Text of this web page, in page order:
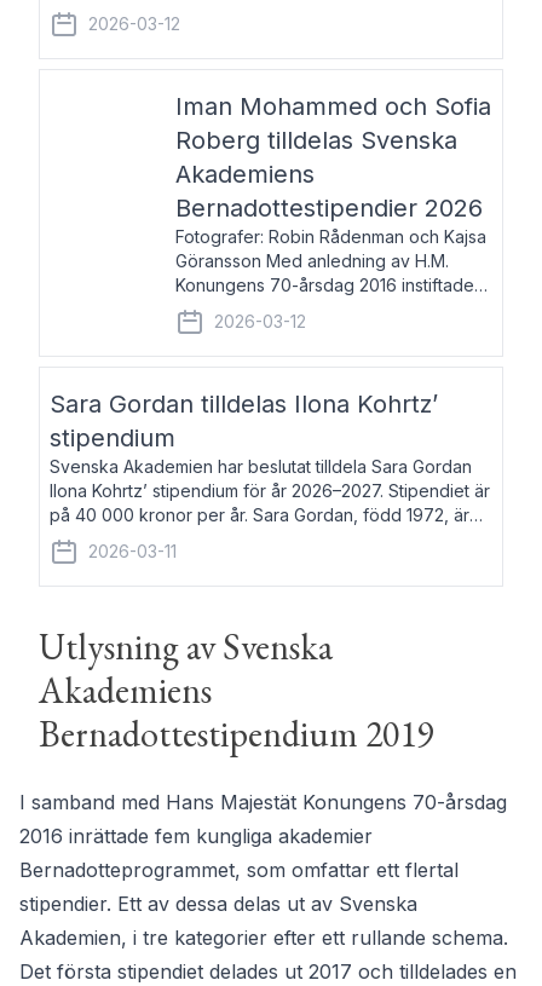
Johan Erséus, född 1959, är fackboksförfattare och
journalist med mångårigt för
2026-03-12
Iman Mohammed och Sofia
Roberg tilldelas Svenska
Akademiens
Bernadottestipendier 2026
Fotografer: Robin Rådenman och Kajsa
Göransson Med anledning av H.M.
Konungens 70-årsdag 2016 instiftade
fem av de kungliga akademierna det så
kallade Bernadotteprogrammet med
syfte att genom stipendier erbjuda stöd
2026-03-12
Sara Gordan tilldelas Ilona Kohrtz’
stipendium
Svenska Akademien har beslutat tilldela Sara Gordan
Ilona Kohrtz’ stipendium för år 2026–2027. Stipendiet är
på 40 000 kronor per år. Sara Gordan, född 1972, är
författare och översättare. Hon debuterade 2006 med
det prosalyriska verket En
2026-03-11
Utlysning av Svenska
Akademiens
Bernadottestipendium 2019
I samband med Hans Majestät Konungens 70-årsdag
2016 inrättade fem kungliga akademier
Bernadotteprogrammet, som omfattar ett flertal
stipendier. Ett av dessa delas ut av Svenska
Akademien, i tre kategorier efter ett rullande schema.
Det första stipendiet delades ut 2017 och tilldelades en